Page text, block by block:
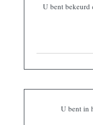
U bent bekeurd
U bent in